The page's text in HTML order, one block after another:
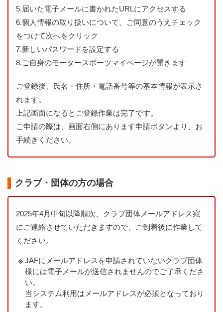
5.届いた電子メールに書かれたURLにアクセスする
6.個人情報の取り扱いについて、ご同意のうえチェック
をつけて次へをクリック
7.新しいパスワードを設定する
8.ご自身のモータースポーツマイページが開きます
ご登録後、氏名・住所・電話番号等の基本情報が表示さ
れます。
上記画面になるとご登録作業は完了です。
ご申請の際は、画面右側にあります申請ボタンより、お
手続きください。
クラブ・団体の方の場合
2025年4月中旬以降順次、クラブ団体メールアドレス宛
にご連絡させていただきますので、ご到着後に作業して
ください。
JAFにメールアドレスを申請されていないクラブ団体
様には電子メールが送信されませんのでご了承くださ
い。
当システム利用はメールアドレスが必須となっており
ます。